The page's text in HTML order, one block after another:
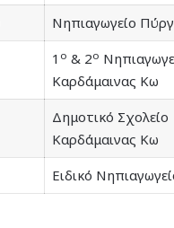
Νηπιαγωγείο
1 ο & 2ο
Καρδάμαινας Κω
Δημοτικό Σχολείο
Καρδάμαινας Κω
Ειδικό